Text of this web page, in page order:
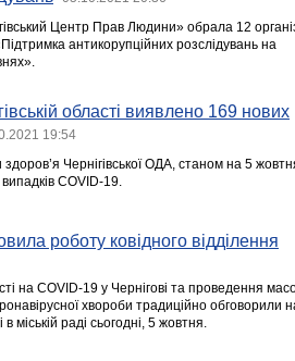
Центр Прав Людини» обрала 12
антикорупційних розслідувань на
області виявлено 169 нових
19:54
Чернігівської ОДА, станом на 5
COVID-19.
роботу ковідного відділення
на COVID-19 у Чернігові та проведення
хвороби традиційно обговорили
міській раді сьогодні, 5 жовтня.